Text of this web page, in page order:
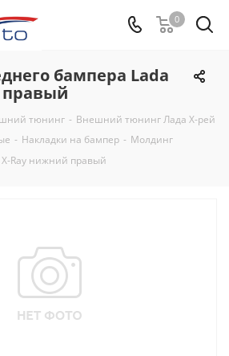
0
бампера Lada
правый
тюнинг - Внешний тюнинг Лада Х-рей
- Накладки на бампер - Молдинг
Ray нижний правый